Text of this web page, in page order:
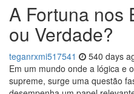
A Fortuna nos
ou Verdade?
teganrxmi517541 540 days
Em um mundo onde a lógica e
supreme, surge uma questão